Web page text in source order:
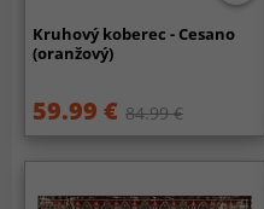
Kruhový koberec - Cesano
(oranžový)
59.99 € 84.99 €